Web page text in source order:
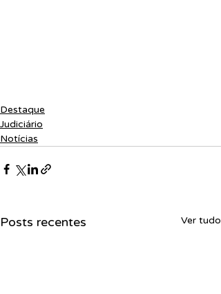
Destaque
Judiciário
Notícias
Posts recentes Ver tudo